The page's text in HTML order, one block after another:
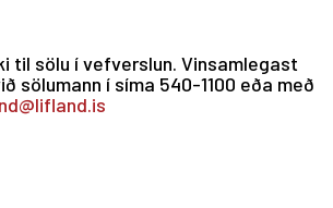
til sölu í vefverslun. Vinsamlegast
sölumann í síma 540-1100 eða með